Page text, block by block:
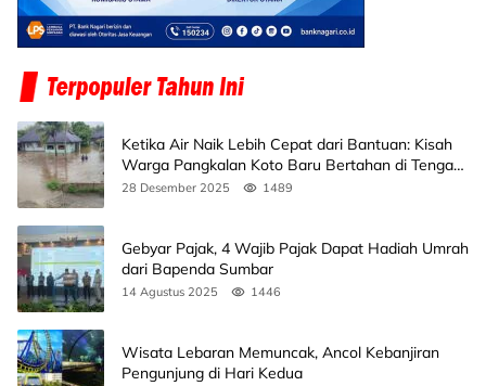
Ketika Air Naik Lebih Cepat dari Bantuan: Kisah
Warga Pangkalan Koto Baru Bertahan di Tengah
Banjir
28 Desember 2025 1489
Gebyar Pajak, 4 Wajib Pajak Dapat Hadiah Umrah
dari Bapenda Sumbar
14 Agustus 2025 1446
Wisata Lebaran Memuncak, Ancol Kebanjiran
Pengunjung di Hari Kedua